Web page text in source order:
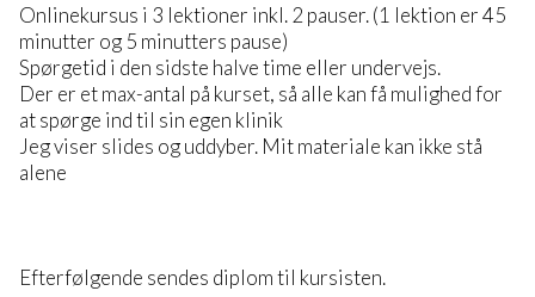
Onlinekursus i 3 lektioner inkl. 2 pauser. (1 lektion er 45
minutter og 5 minutters pause)
Spørgetid i den sidste halve time eller undervejs.
Der er et max-antal på kurset, så alle kan få mulighed for
at spørge ind til sin egen klinik
Jeg viser slides og uddyber. Mit materiale kan ikke stå
alene
Efterfølgende sendes diplom til kursisten.